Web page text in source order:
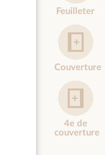
Feuilleter
Couverture
4e de
couverture